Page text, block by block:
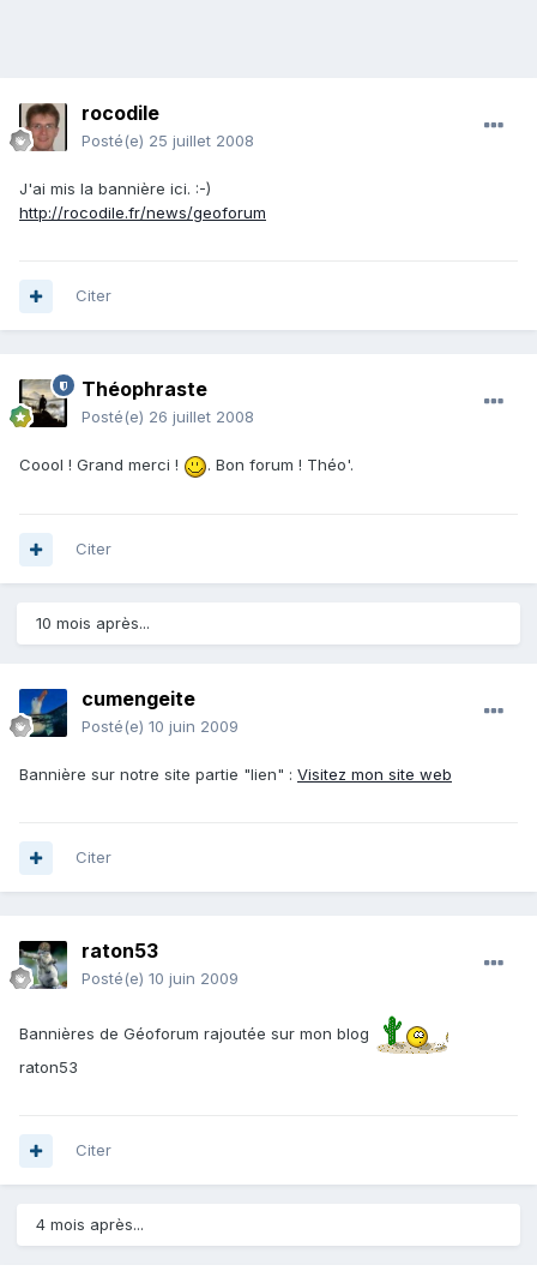
rocodile
Posté(e) 25 juillet 2008
J'ai mis la bannière ici. :-)
http://rocodile.fr/news/geoforum
Citer
Théophraste
Posté(e) 26 juillet 2008
Coool ! Grand merci ! . Bon forum ! Théo'.
Citer
10 mois après...
cumengeite
Posté(e) 10 juin 2009
Bannière sur notre site partie "lien" : Visitez mon site web
Citer
raton53
Posté(e) 10 juin 2009
Bannières de Géoforum rajoutée sur mon blog
raton53
Citer
4 mois après...